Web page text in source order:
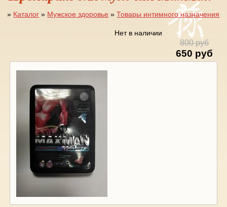
» Каталог » Мужское здоровье »Товары интимного назначения
Нет в наличии
800 руб
650 руб